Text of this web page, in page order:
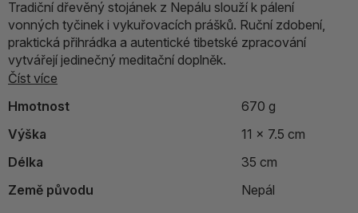
Tradiční dřevěný stojánek z Nepálu slouží k pálení
vonných tyčinek i vykuřovacích prášků. Ruční zdobení,
praktická přihrádka a autentické tibetské zpracování
vytvářejí jedinečný meditační doplněk.
Číst více
Hmotnost
670 g
Výška
11 x 7.5 cm
Délka
35 cm
Země původu
Nepál